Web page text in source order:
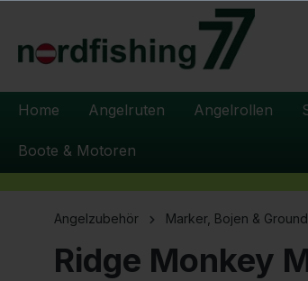
Zur Hauptnavigation springen
Home Angelruten Angelrollen
Boote & Motoren
Angelzubehör Marker, Bojen &
Ridge Monkey